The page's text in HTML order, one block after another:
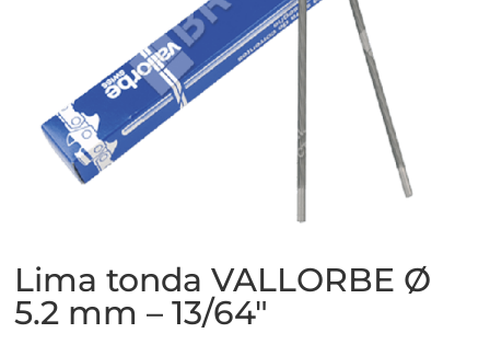
Lima tonda VALLORBE Ø
5.2 mm – 13/64″